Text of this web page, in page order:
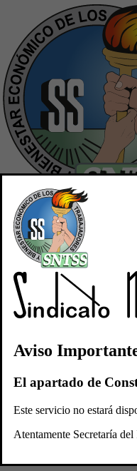
Inicio
Quiénes Somos
Aviso
El apartado de
Este servicio no estará
Atentamente Secretaría